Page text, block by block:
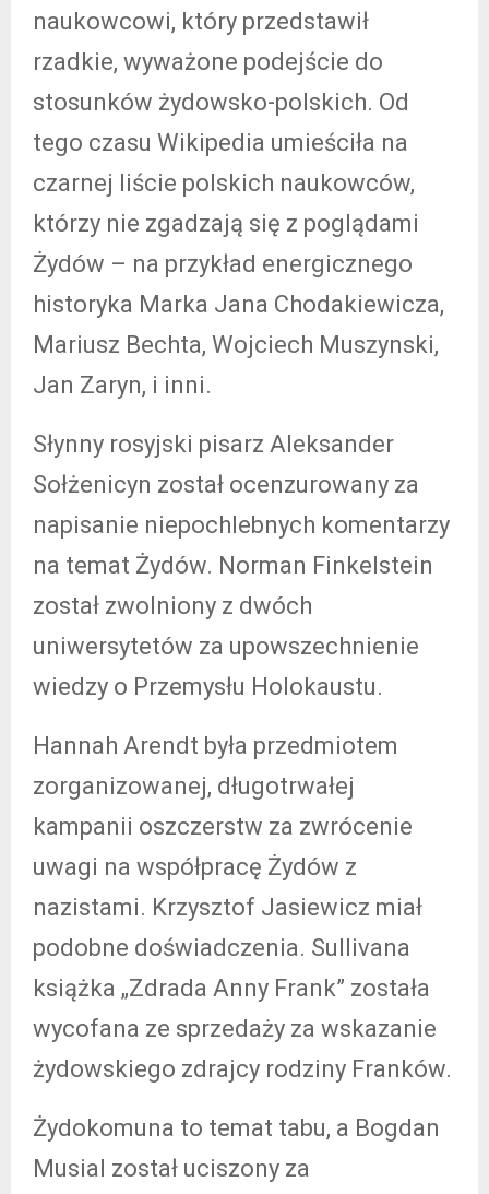
naukowcowi, który przedstawił
rzadkie, wyważone podejście do
stosunków żydowsko-polskich. Od
tego czasu Wikipedia umieściła na
czarnej liście polskich naukowców,
którzy nie zgadzają się z poglądami
Żydów – na przykład energicznego
historyka Marka Jana Chodakiewicza,
Mariusz Bechta, Wojciech Muszynski,
Jan Zaryn, i inni.
Słynny rosyjski pisarz Aleksander
Sołżenicyn został ocenzurowany za
napisanie niepochlebnych komentarzy
na temat Żydów. Norman Finkelstein
został zwolniony z dwóch
uniwersytetów za upowszechnienie
wiedzy o Przemysłu Holokaustu.
Hannah Arendt była przedmiotem
zorganizowanej, długotrwałej
kampanii oszczerstw za zwrócenie
uwagi na współpracę Żydów z
nazistami. Krzysztof Jasiewicz miał
podobne doświadczenia. Sullivana
książka „Zdrada Anny Frank” została
wycofana ze sprzedaży za wskazanie
żydowskiego zdrajcy rodziny Franków.
Żydokomuna to temat tabu, a Bogdan
Musial został uciszony za